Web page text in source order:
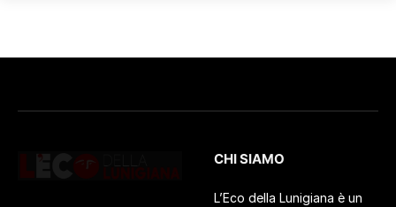
CHI SIAMO
L’Eco della Lunigiana è un